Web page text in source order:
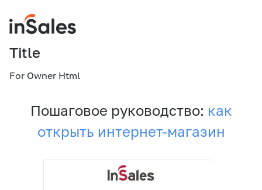
Title
For Owner Html
Пошаговое руководство: как
открыть интернет-магазин